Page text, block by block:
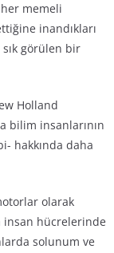
memeli
inandıkları
görülen bir
Holland
bilim insanlarının
hakkında daha
olarak
insan hücrelerinde
solunum ve